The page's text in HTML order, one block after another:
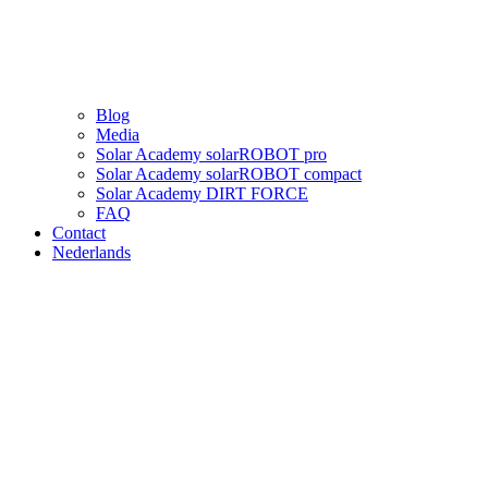
Blog
Media
Solar Academy solarROBOT pro
Solar Academy solarROBOT compact
Solar Academy DIRT FORCE
FAQ
Contact
Nederlands